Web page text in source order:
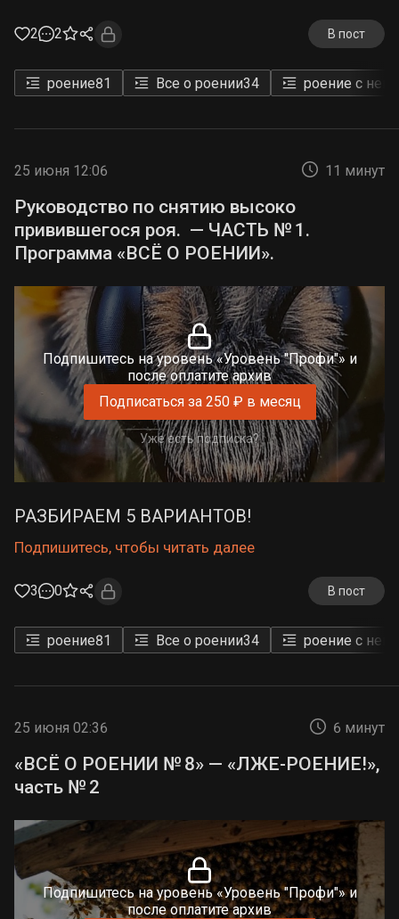
2 2 В пост
роение81 Все о роении34 роение с
25 июня 12:06 11 минут
Руководство по снятию высоко
привившегося роя. — ЧАСТЬ № 1.
Программа «ВСЁ О РОЕНИИ».
Подпишитесь на уровень «Уровень "Профи"» и
после оплатите архив
Подписаться за 250 ₽ в месяц
Уже есть подписка?
РАЗБИРАЕМ 5 ВАРИАНТОВ!
Подпишитесь, чтобы читать далее
3 0 В пост
роение81 Все о роении34 роение с
25 июня 02:36 6 минут
«ВСЁ О РОЕНИИ № 8» — «ЛЖЕ-РОЕНИЕ!»,
часть № 2
Подпишитесь на уровень «Уровень "Профи"» и
после оплатите архив